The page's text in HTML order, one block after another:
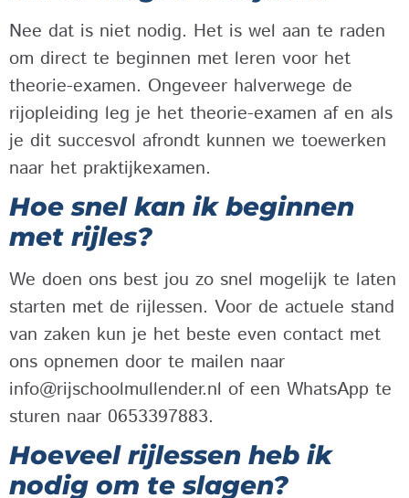
Nee dat is niet nodig. Het is wel aan te raden
om direct te beginnen met leren voor het
theorie-examen. Ongeveer halverwege de
rijopleiding leg je het theorie-examen af en als
je dit succesvol afrondt kunnen we toewerken
naar het praktijkexamen.
Hoe snel kan ik beginnen
met rijles?
We doen ons best jou zo snel mogelijk te laten
starten met de rijlessen. Voor de actuele stand
van zaken kun je het beste even contact met
ons opnemen door te mailen naar
info@rijschoolmullender.nl of een WhatsApp te
sturen naar 0653397883.
Hoeveel rijlessen heb ik
nodig om te slagen?